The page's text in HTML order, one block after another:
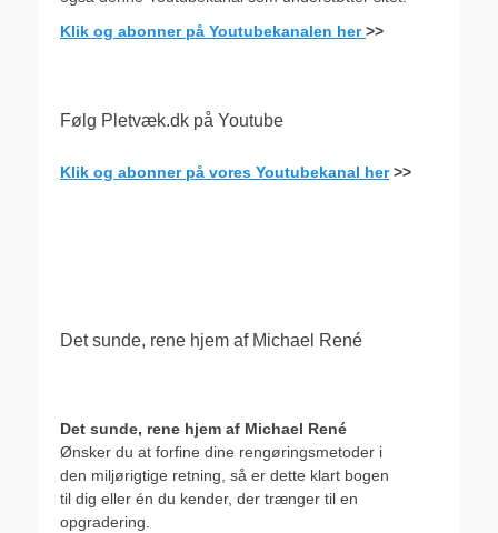
Klik og abonner på Youtubekanalen her>>
Følg Pletvæk.dk på Youtube
Klik og abonner på vores Youtubekanal her>>
Det sunde, rene hjem af Michael René
Det sunde, rene hjem af Michael René
Ønsker du at forfine dine rengøringsmetoder i
den miljørigtige retning, så er dette klart bogen
til dig eller én du kender, der trænger til en
opgradering.